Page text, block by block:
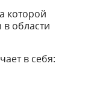
которой
области
в себя: